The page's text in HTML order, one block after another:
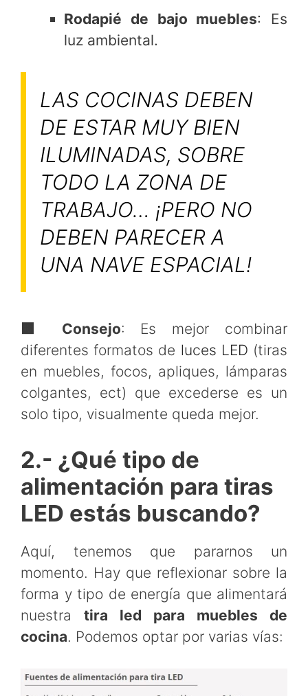
Rodapié de bajo muebles: Es
luz ambiental.
LAS COCINAS DEBEN
DE ESTAR MUY BIEN
ILUMINADAS, SOBRE
TODO LA ZONA DE
TRABAJO… ¡PERO NO
DEBEN PARECER A
UNA NAVE ESPACIAL!
🟧 Consejo: Es mejor combinar
diferentes formatos de luces LED (tiras
en muebles, focos, apliques, lámparas
colgantes, ect) que excederse es un
solo tipo, visualmente queda mejor.
2.- ¿Qué tipo de
alimentación para tiras
LED estás buscando?
Aquí, tenemos que pararnos un
momento. Hay que reflexionar sobre la
forma y tipo de energía que alimentará
nuestra tira led para muebles de
cocina. Podemos optar por varias vías: